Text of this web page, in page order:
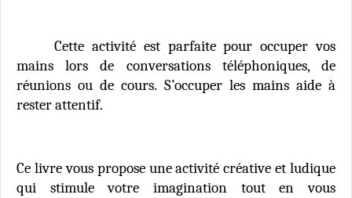
Cette activité est parfaite pour occuper vos
mains lors de conversations téléphoniques, de
réunions ou de cours. S’occuper les mains aide à
rester attentif.
Ce livre vous propose une activité créative et ludique
qui stimule votre imagination tout en vous